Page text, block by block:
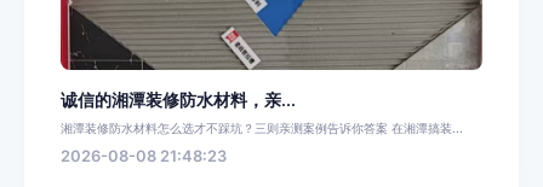
诚信的湘潭装修防水材料，亲...
湘潭装修防水材料怎么选才不踩坑？三则亲测案例告诉你答案 在湘潭搞装...
2026-08-08 21:48:23